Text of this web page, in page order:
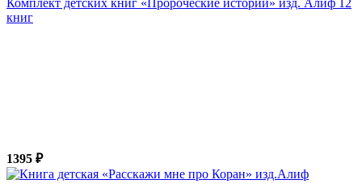
книг
1395 ₽